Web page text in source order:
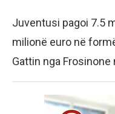
Juventusi pagoi 7.5
milionë euro në
Gattin nga Frosinone